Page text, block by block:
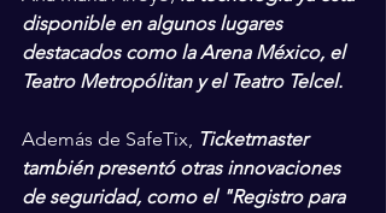
disponible en algunos lugares
destacados como la Arena México, el
Teatro Metropólitan y el Teatro Telcel.
Además de SafeTix, Ticketmaster
también presentó otras innovaciones
de seguridad, como el "Registro para